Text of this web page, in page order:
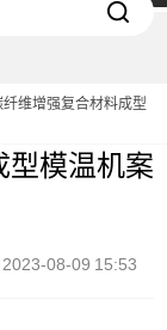
纤维增强复合材料成型
型模温机案
2023-08-09 15:53